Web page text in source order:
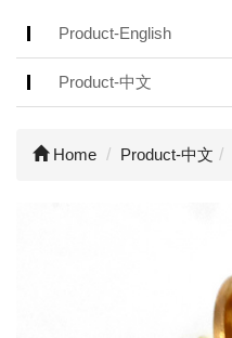
Product-English
Product-中文
Home Product-中文